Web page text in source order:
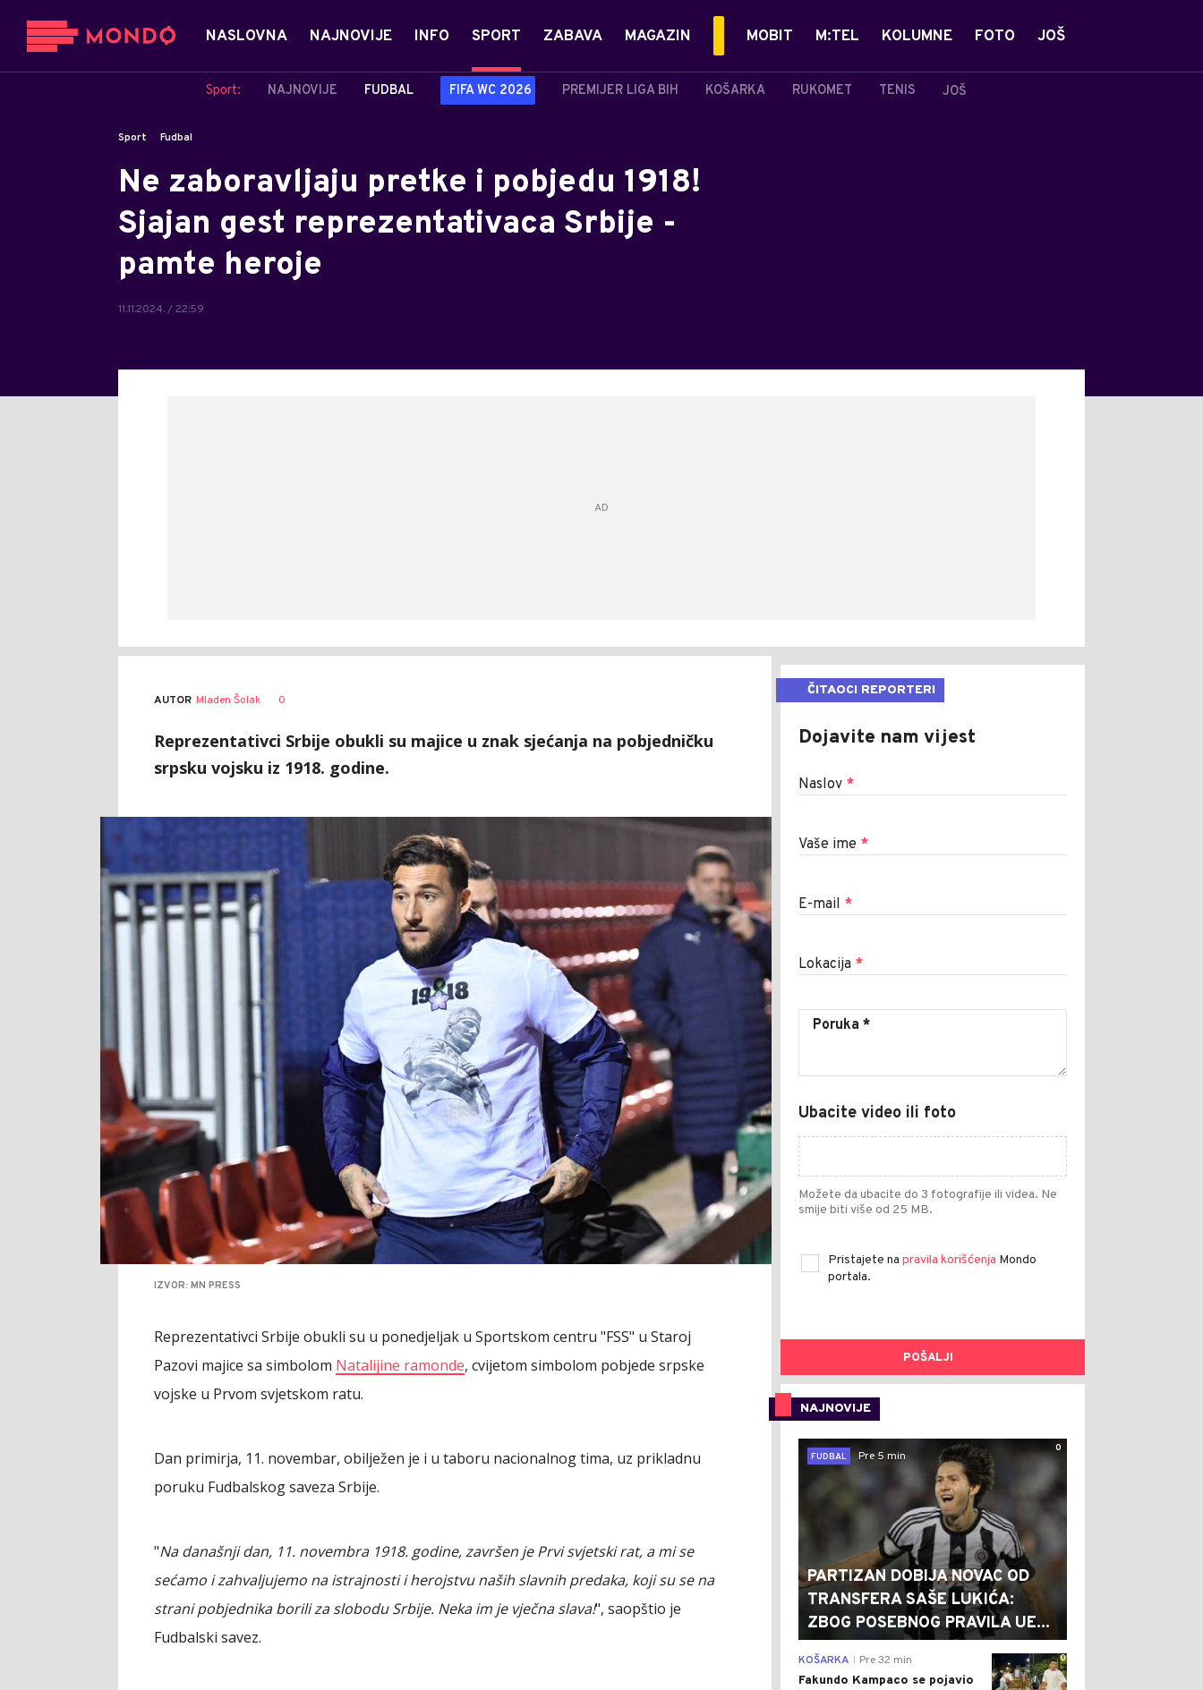
NASLOVNA NAJNOVIJE INFO SPORT
Sport: NAJNOVIJE FUDBAL FIFA WC 2026 PREMIJER LIGA BIH KOŠARKA RUKOMET TENIS JOŠ
ZABAVA MAGAZIN MOBIT M:TEL KOLUMNE FOTO JOŠ
Sport Fudbal
Ne zaboravljaju pretke i pobjedu 1918!
Sjajan gest reprezentativaca Srbije -
pamte heroje
11.11.2024. / 22:59
AUTOR Mladen Šolak 0
Reprezentativci Srbije obukli su majice u znak sjećanja na pobjedničku
srpsku vojsku iz 1918. godine.
IZVOR: MN PRESS
Reprezentativci Srbije obukli su u ponedjeljak u Sportskom centru "FSS" u Staroj
Pazovi majice sa simbolom Natalijine ramonde, cvijetom simbolom pobjede srpske
vojske u Prvom svjetskom ratu.
Dan primirja, 11. novembar, obilježen je i u taboru nacionalnog tima, uz prikladnu
poruku Fudbalskog saveza Srbije.
"Na današnji dan, 11. novembra 1918. godine, završen je Prvi svjetski rat, a mi se
sećamo i zahvaljujemo na istrajnosti i herojstvu naših slavnih predaka, koji su se na
strani pobjednika borili za slobodu Srbije. Neka im je vječna slava!", saopštio je
Fudbalski savez.
ČITAOCI REPORTERI
Dojavite nam vijest
Naslov *
Vaše ime *
E-mail *
Lokacija *
Ubacite video ili foto
Možete da ubacite do 3 fotografije ili videa. Ne
smije biti više od 25 MB.
Pristajete na pravila korišćenja Mondo
portala.
POŠALJI
NAJNOVIJE
0
FUDBAL
Pre 5 min
PARTIZAN DOBIJA NOVAC OD
TRANSFERA SAŠE LUKIĆA:
ZBOG POSEBNOG PRAVILA UE...
0
KOŠARKA Pre 32 min
Fakundo Kampaco se pojavio